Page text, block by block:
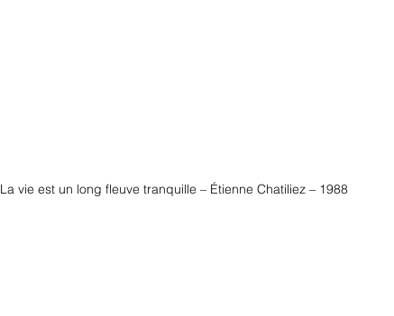
La vie est un long fleuve tranquille – Étienne Chatiliez – 1988